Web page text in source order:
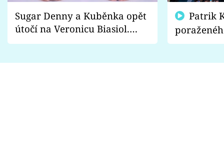
Sugar Denny a Kuběnka opět
útočí na Veronicu Biasiol.
Proč je podle nich falešná a
fanoušci